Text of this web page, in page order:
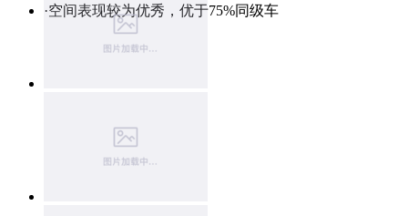
·空间表现较为优秀，优于75%同级车